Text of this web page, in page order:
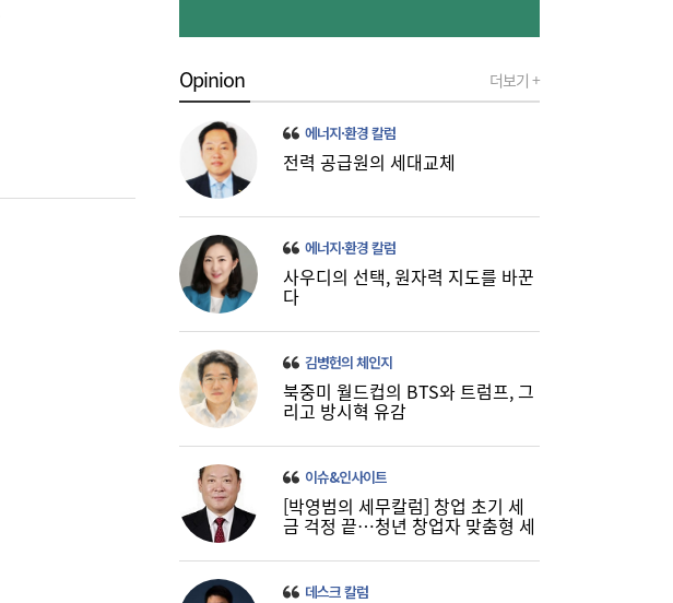
10:08 주유소 기름값 12주 연속 하락…다음주는?
Opinion 더보기 +
에너지·환경 칼럼
전력 공급원의 세대교체
에너지·환경 칼럼
사우디의 선택, 원자력 지도를 바꾼
다
김병헌의 체인지
북중미 월드컵의 BTS와 트럼프, 그
리고 방시혁 유감
이슈&인사이트
[박영범의 세무칼럼] 창업 초기 세
금 걱정 끝…청년 창업자 맞춤형 세
데스크 칼럼